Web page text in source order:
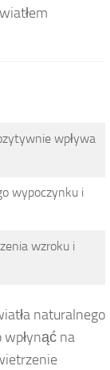
wpływa
wypoczynku i
wzroku i
naturalnego
na